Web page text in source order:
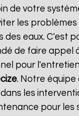
de votre
les
des eaux. C'est
de faire appel
pour
. Notre
les
pour les